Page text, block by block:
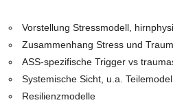
Vorstellung Stressmodell,
Zusammenhang Stress und
ASS-spezifische Trigger vs
Systemische Sicht, u.a.
Resilienzmodelle